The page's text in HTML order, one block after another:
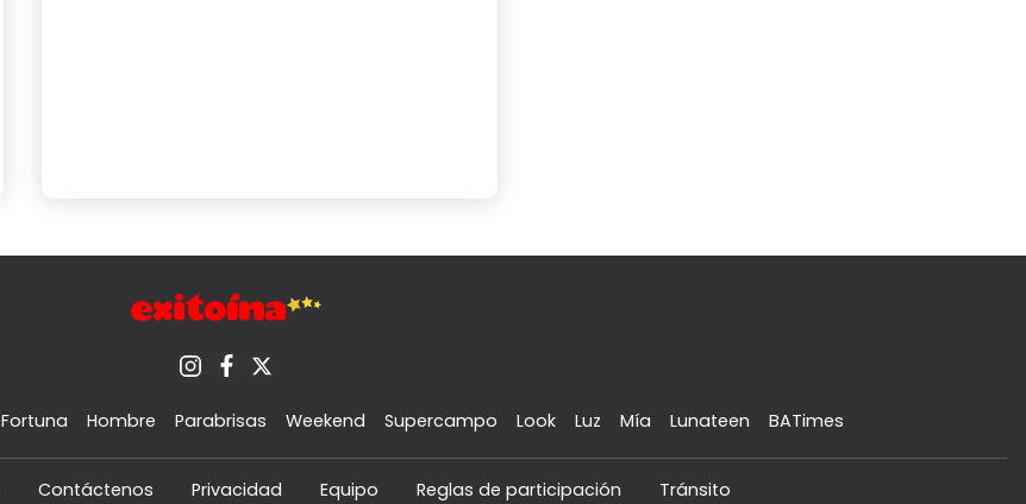
Fortuna Hombre Parabrisas Weekend Supercampo Look Luz Mía Lunateen BATimes
Contáctenos Privacidad Equipo Reglas de participación Tránsito